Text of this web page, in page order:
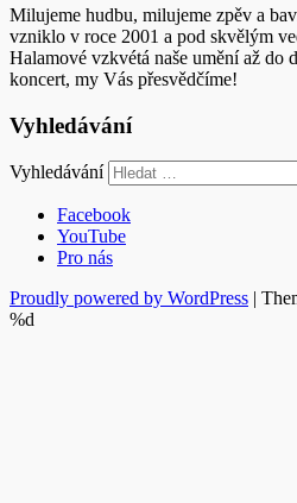
Milujeme hudbu, milujeme zpěv a
vzniklo v roce 2001 a pod skvělým
Halamové vzkvétá naše umění až do
koncert, my Vás přesvědčíme!
Vyhledávání
Vyhledávání
Facebook
YouTube
Pro nás
Proudly powered by WordPress |
%d